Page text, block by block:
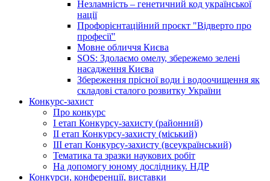
Незламність – генетичний код української
нації
Профорієнтаційний проєкт "Відверто про
професії"
Мовне обличчя Києва
SOS: Здолаємо омелу, збережемо зелені
насадження Києва
Збереження прісної води і водоочищення як
складові сталого розвитку України
Конкурс-захист
Про конкурс
І етап Конкурсу-захисту (районний)
ІІ етап Конкурсу-захисту (міський)
ІІІ етап Конкурсу-захисту (всеукраїнський)
Тематика та зразки наукових робіт
На допомогу юному досліднику. НДР
Конкурси, конференції, виставки